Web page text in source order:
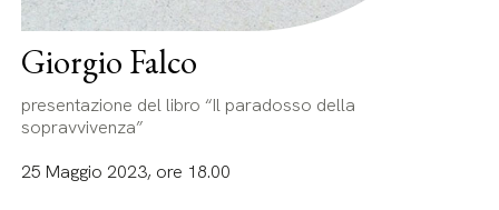
Giorgio Falco
presentazione del libro “Il paradosso della
sopravvivenza”
25 Maggio 2023, ore 18.00